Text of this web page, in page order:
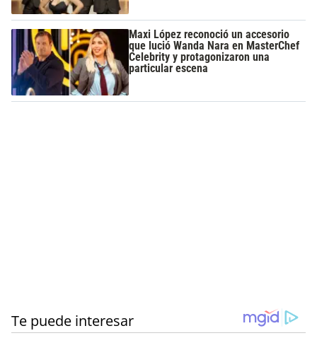
Maxi López reconoció un accesorio
que lució Wanda Nara en MasterChef
Celebrity y protagonizaron una
particular escena